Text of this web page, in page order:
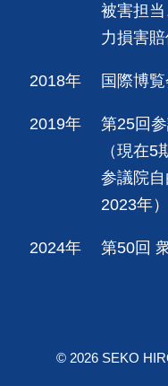
被害担
力損害
2018年 国際博
2019年
第25回
（現在5
参議院
2023年）
2024年 第50回
© 2026 SEKO